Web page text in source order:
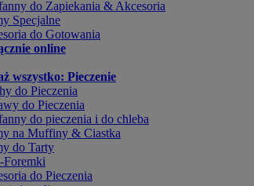
do Zapiekania & Akcesoria
Specjalne
do Gotowania
online
wszystko: Pieczenie
do Pieczenia
do Pieczenia
do pieczenia i do chleba
na Muffiny & Ciastka
do Tarty
do Pieczenia